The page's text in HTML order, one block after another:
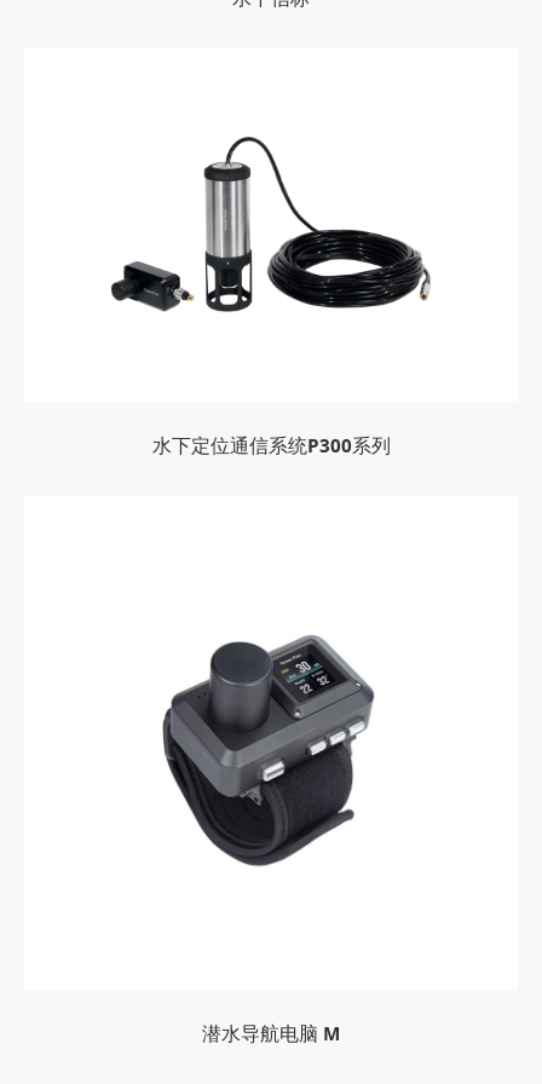
水下定位通信系统P300系列
潜水导航电脑 M